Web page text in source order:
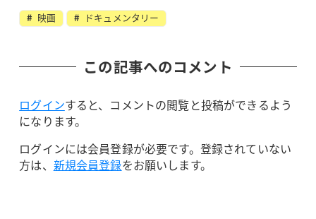
映画 ドキュメンタリー
この記事へのコメント
ログインすると、コメントの閲覧と投稿ができるよう
になります。
ログインには会員登録が必要です。登録されていない
方は、 新規会員登録をお願いします。